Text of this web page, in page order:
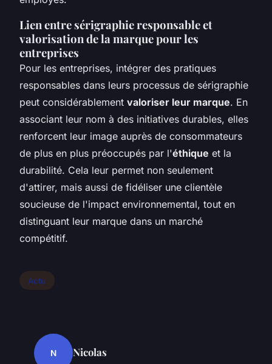
Lien entre sérigraphie responsable et
valorisation de la marque pour les
entreprises
Pour les entreprises, intégrer des pratiques
responsables dans leurs processus de sérigraphie
peut considérablement valoriser leur marque. En
associant leur nom à des initiatives durables, elles
renforcent leur image auprès de consommateurs
de plus en plus préoccupés par l'éthique et la
durabilité. Cela leur permet non seulement
d'attirer, mais aussi de fidéliser une clientèle
soucieuse de l'impact environnemental, tout en
distinguant leur marque dans un marché
compétitif.
Actu
N Nicolas